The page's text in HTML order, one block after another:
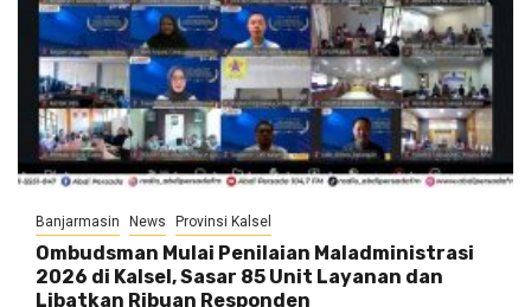
Banjarmasin News Provinsi Kalsel
Ombudsman Mulai Penilaian Maladministrasi
2026 di Kalsel, Sasar 85 Unit Layanan dan
Libatkan Ribuan Responden